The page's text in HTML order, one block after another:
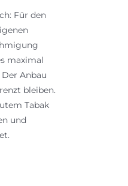
Für den
maximal
Der Anbau
bleiben.
Tabak
und